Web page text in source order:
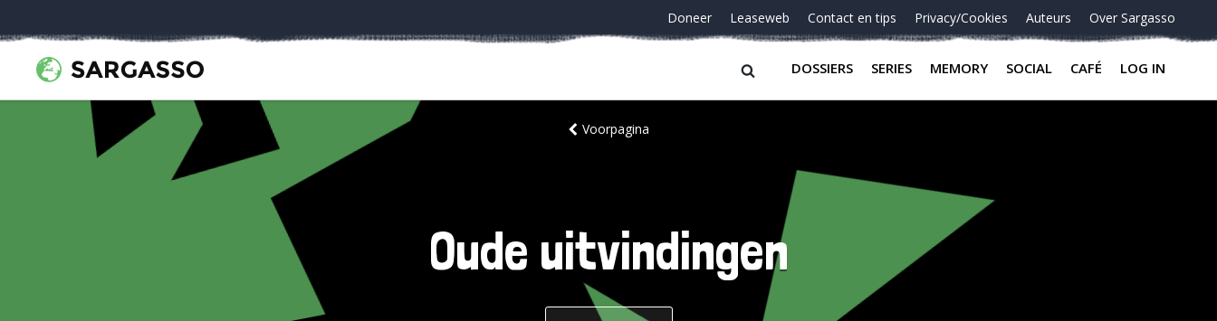
Doneer Leaseweb Contact en tips Privacy/Cookies Auteurs Over Sargasso
DOSSIERS SERIES MEMORY SOCIAL CAFÉ LOG IN
Voorpagina
Oude uitvindingen